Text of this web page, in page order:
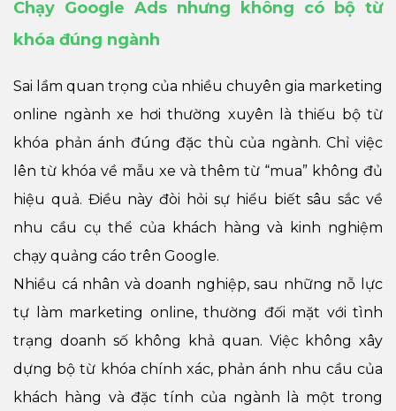
Chạy Google Ads nhưng không có bộ từ
khóa đúng ngành
Sai lầm quan trọng của nhiều chuyên gia marketing
online ngành xe hơi thường xuyên là thiếu bộ từ
khóa phản ánh đúng đặc thù của ngành. Chỉ việc
lên từ khóa về mẫu xe và thêm từ “mua” không đủ
hiệu quả. Điều này đòi hỏi sự hiểu biết sâu sắc về
nhu cầu cụ thể của khách hàng và kinh nghiệm
chạy quảng cáo trên Google.
Nhiều cá nhân và doanh nghiệp, sau những nỗ lực
tự làm marketing online, thường đối mặt với tình
trạng doanh số không khả quan. Việc không xây
dựng bộ từ khóa chính xác, phản ánh nhu cầu của
khách hàng và đặc tính của ngành là một trong